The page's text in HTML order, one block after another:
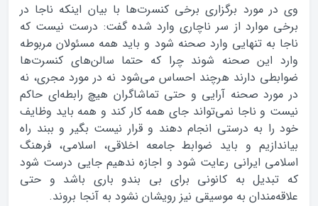
وی در مورد برگزاری برخی کنسرت‌ها با بیان اینکه ناجا در
برخی موارد از سر ناچاری وارد شده گفت: درست نیست که
ناجا به تنهایی وارد صحنه شود و باید همه مسئولان مربوطه
وارد این صحنه شوند چرا که حتما سالن‌های کنسرت‌ها
ضوابطی دارند هرچند احساس می‌شود نه در مورد مجری، نه
در مورد صحنه آرایی و حتی تماشاگران هیچ رابطه‌ای حاکم
نیست و ناجا نمی‌تواند جای همه کار کند و همه باید وظایف
خود را به درستی انجام دهند و قرار نیست بگیر و ببند راه
بیاندازیم و باید ضوابط جامعه اخلاقی، اسلامی، فرهنگ
اسلامی ایرانی رعایت شود و اجازه ندهیم جایی درست شود
که تبدیل به کانونی برای بی بندو باری باشد و حتی
علاقه‌مندان به موسیقی نیز رویشان نشود به آنجا بروند.